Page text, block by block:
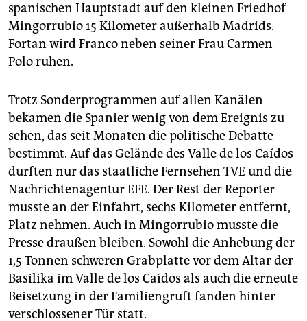
spanischen Hauptstadt auf den kleinen Friedhof
Mingorrubio 15 Kilometer außerhalb Madrids.
Fortan wird Franco neben seiner Frau Carmen
Polo ruhen.
Trotz Sonderprogrammen auf allen Kanälen
bekamen die Spanier wenig von dem Ereignis zu
sehen, das seit Monaten die politische Debatte
bestimmt. Auf das Gelände des Valle de los Caídos
durften nur das staatliche Fernsehen TVE und die
Nachrichtenagentur EFE. Der Rest der Reporter
musste an der Einfahrt, sechs Kilometer entfernt,
Platz nehmen. Auch in Mingorrubio musste die
Presse draußen bleiben. Sowohl die Anhebung der
1,5 Tonnen schweren Grabplatte vor dem Altar der
Basilika im Valle de los Caídos als auch die erneute
Beisetzung in der Familiengruft fanden hinter
verschlossener Tür statt.